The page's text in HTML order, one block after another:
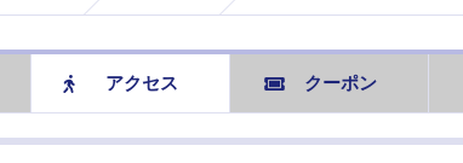
アクセス クーポン